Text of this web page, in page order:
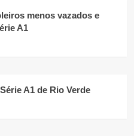
menos vazados e
A1
A1 de Rio Verde